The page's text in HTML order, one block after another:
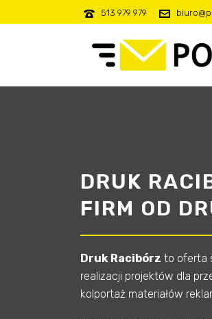
513 979 979
DRUK
FIRM OD
Druk Racibórz to oferta
realizacji projektów dla
kolportaż materiałów